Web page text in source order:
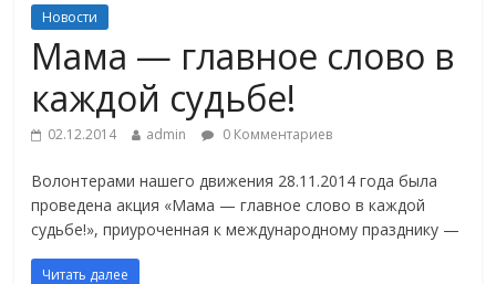
Новости
Мама — главное слово в
каждой судьбе!
02.12.2014 admin 0 Комментариев
Волонтерами нашего движения 28.11.2014 года была
проведена акция «Мама — главное слово в каждой
судьбе!», приуроченная к международному празднику —
Читать далее